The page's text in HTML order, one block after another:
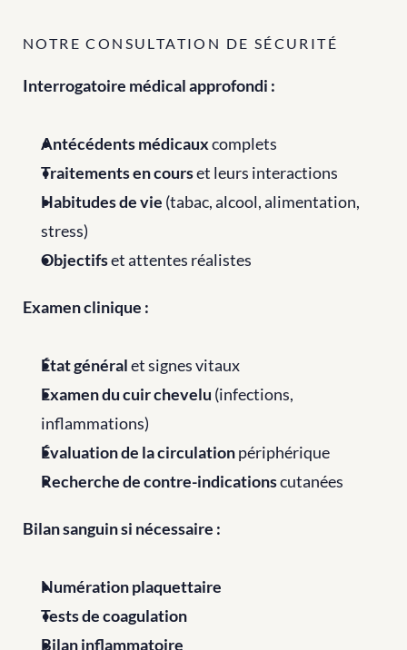
NOTRE CONSULTATION DE SÉCURITÉ
Interrogatoire médical approfondi :
Antécédents médicaux complets
Traitements en cours et leurs interactions
Habitudes de vie (tabac, alcool, alimentation,
stress)
Objectifs et attentes réalistes
Examen clinique :
État général et signes vitaux
Examen du cuir chevelu (infections,
inflammations)
Évaluation de la circulation périphérique
Recherche de contre-indications cutanées
Bilan sanguin si nécessaire :
Numération plaquettaire
Tests de coagulation
Bilan inflammatoire